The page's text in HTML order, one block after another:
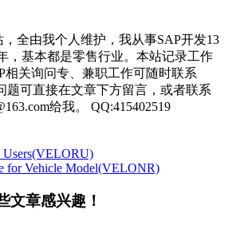
全由我个人维护，我从事SAP开发13
，基本都是零售行业。本站记录工作
相关询问专、兼职工作可随时联系
题可直接在文章下方留言，或者联系
给我。 QQ:415402519
Users(VELORU)
for Vehicle Model(VELONR)
文章感兴趣！